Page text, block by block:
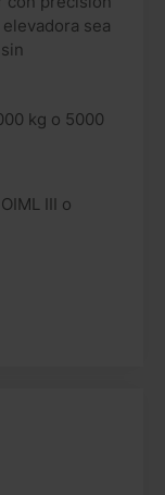
sea
kg o 5000
III o